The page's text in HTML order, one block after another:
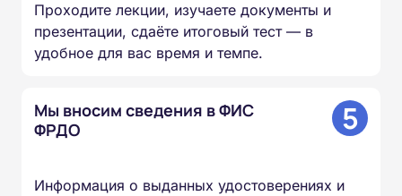
Проходите лекции, изучаете документы и
презентации, сдаёте итоговый тест — в
удобное для вас время и темпе.
Мы вносим сведения в ФИС
ФРДО
5
Информация о выданных удостоверениях и